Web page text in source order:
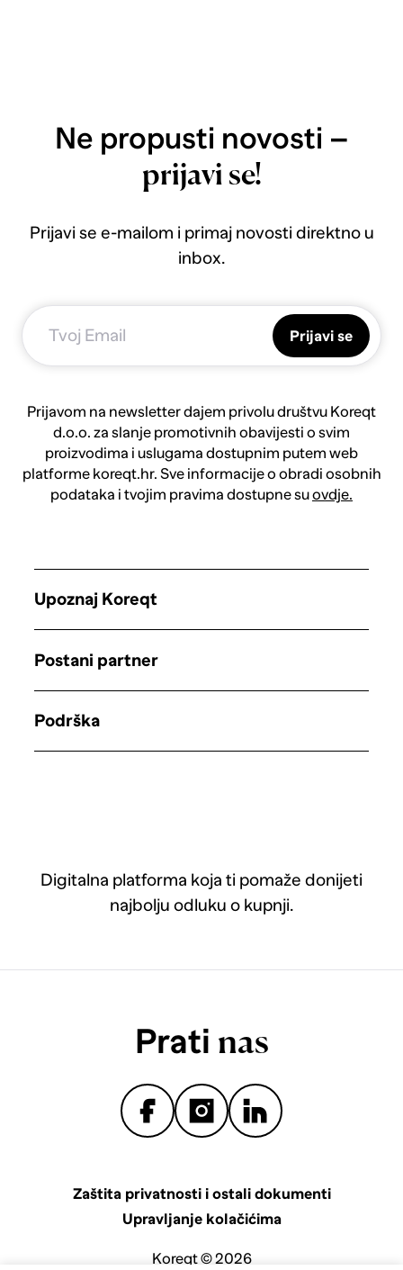
Ne propusti novosti –
prijavi se!
Prijavi se e-mailom i primaj novosti direktno u
inbox.
Prijavi se
Prijavom na newsletter dajem privolu društvu Koreqt
d.o.o. za slanje promotivnih obavijesti o svim
proizvodima i uslugama dostupnim putem web
platforme koreqt.hr. Sve informacije o obradi osobnih
podataka i tvojim pravima dostupne suovdje.
Digitalna platforma koja ti pomaže donijeti
najbolju odluku o kupnji.
Upoznaj Koreqt
Postani partner
Podrška
Prati nas
Zaštita privatnosti i ostali dokumenti
Upravljanje kolačićima
Koreqt © 2026